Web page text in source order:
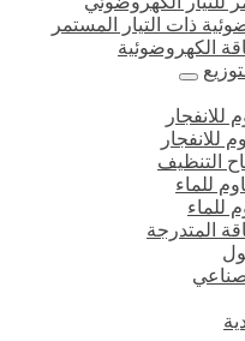
ذات التيار المستمر
الكهروضوئية
التنظيف
للماء
للماء
المتدرجة